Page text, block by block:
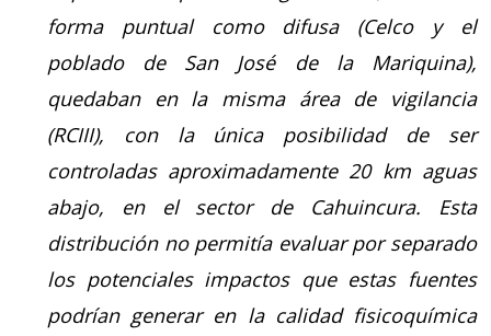
forma puntual como difusa (Celco y el
poblado de San José de la Mariquina),
quedaban en la misma área de vigilancia
(RCIII), con la única posibilidad de ser
controladas aproximadamente 20 km aguas
abajo, en el sector de Cahuincura. Esta
distribución no permitía evaluar por separado
los potenciales impactos que estas fuentes
podrían generar en la calidad fisicoquímica